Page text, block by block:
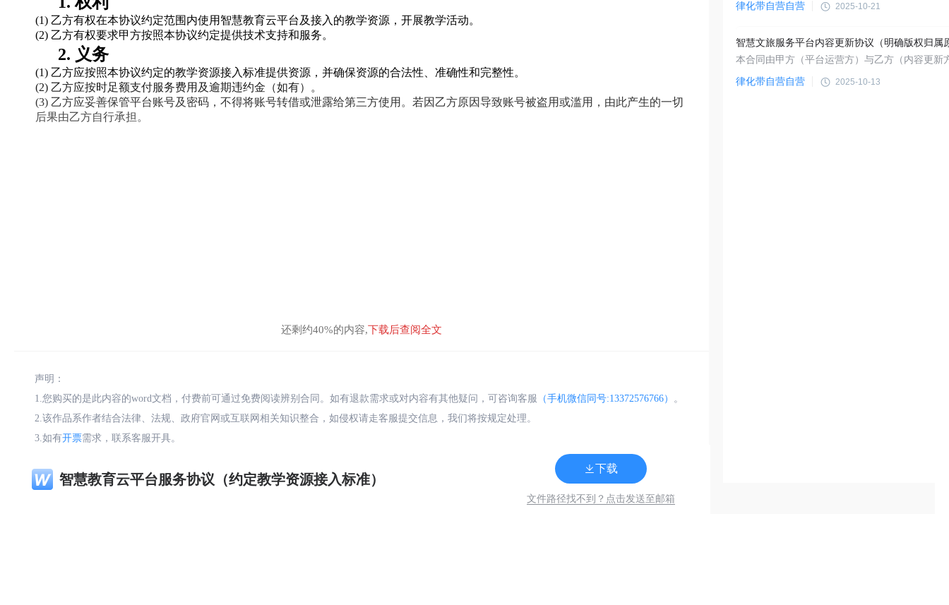
(1) 乙方有权在本协议约定范围内使用智慧教育云平台及接入的教学资源，开展教学活动。
(2) 乙方有权要求甲方按照本协议约定提供技术支持和服务。
2. 义务
(1) 乙方应按照本协议约定的教学资源接入标准提供资源，并确保资源的合法性、准确性和完整性。
(2) 乙方应按时足额支付服务费用及逾期违约金（如有）。
(3) 乙方应妥善保管平台账号及密码，不得将账号转借或泄露给第三方使用。若因乙方原因导致账号被盗用或滥用，由此产生的一切
后果由乙方自行承担。
还剩约40%的内容,下载后查阅全文
声明：
1.您购买的是此内容的word文档，付费前可通过免费阅读辨别合同。如有退款需求或对内容有其他疑问，可咨询客服 （手机微信同号:13372576766） 。
2.该作品系作者结合法律、法规、政府官网或互联网相关知识整合，如侵权请走客服提交信息，我们将按规定处理。
3.如有开票需求，联系客服开具。
智慧教育云平台服务协议（约定教学资源接入标准）
下载
文件路径找不到？点击发送至邮箱
律化带自营自营 2025-10-21
智慧文旅服务平台内容更新协议（明确版权归属
律化带自营自营 2025-10-13